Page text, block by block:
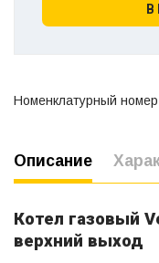
Номенклатурный
Описание
Котел газовый
верхний выход